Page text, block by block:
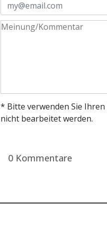
* Bitte verwenden Sie
nicht bearbeitet werden.
0 Kommentare